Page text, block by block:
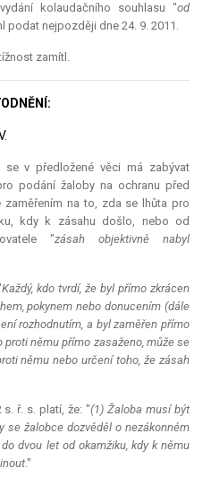
kolaudačního souhlasu "od
podat nejpozději dne 24. 9. 2011.
zamítl.
se v předložené věci má zabývat
podání žaloby na ochranu před
zaměřením na to, zda se lhůta pro
kdy k zásahu došlo, nebo od
"zásah objektivně nabyl
Každý, kdo tvrdí, že byl přímo zkrácen
pokynem nebo donucením (dále
rozhodnutím, a byl zaměřen přímo
němu přímo zasaženo, může se
němu nebo určení toho, že zásah
s. ř. s. platí, že: "(1) Žaloba musí být
se žalobce dozvěděl o nezákonném
dvou let od okamžiku, kdy k němu
."